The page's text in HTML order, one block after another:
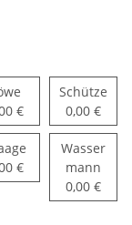
€
Schütze
0,00 €
Waage
€
Wasser
mann
0,00 €